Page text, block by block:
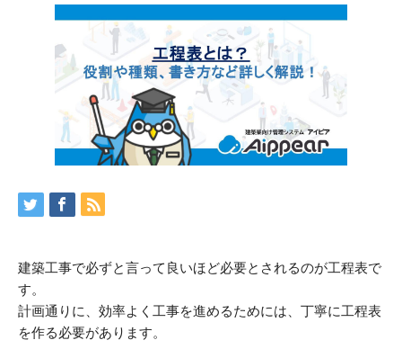
建築工事で必ずと言って良いほど必要とされるのが工程表で
す。
計画通りに、効率よく工事を進めるためには、丁寧に工程表
を作る必要があります。